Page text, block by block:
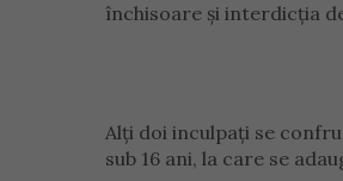
închisoare și interdicția
Alți doi inculpați se
sub 16 ani, la care se